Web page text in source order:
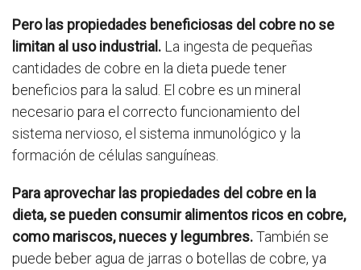
Pero las propiedades beneficiosas del cobre no se
limitan al uso industrial. La ingesta de pequeñas
cantidades de cobre en la dieta puede tener
beneficios para la salud. El cobre es un mineral
necesario para el correcto funcionamiento del
sistema nervioso, el sistema inmunológico y la
formación de células sanguíneas.
Para aprovechar las propiedades del cobre en la
dieta, se pueden consumir alimentos ricos en cobre,
como mariscos, nueces y legumbres.También se
puede beber agua de jarras o botellas de cobre, ya